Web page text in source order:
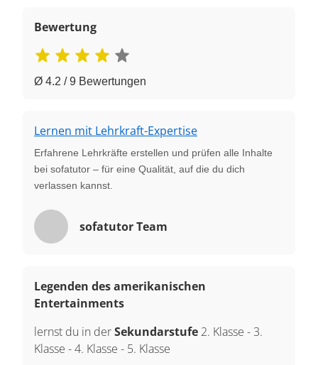
Bewertung
Ø 4.2 / 9 Bewertungen
Lernen mit Lehrkraft-Expertise
Erfahrene Lehrkräfte erstellen und prüfen alle Inhalte
bei sofatutor – für eine Qualität, auf die du dich
verlassen kannst.
sofatutor Team
Legenden des amerikanischen
Entertainments
lernst du in derSekundarstufe 2. Klasse - 3.
Klasse -4. Klasse - 5. Klasse